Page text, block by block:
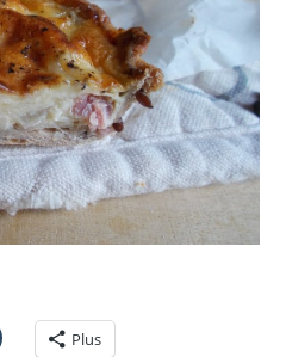
Plus